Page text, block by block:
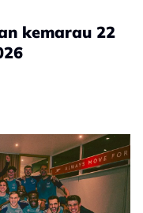
kemarau 22